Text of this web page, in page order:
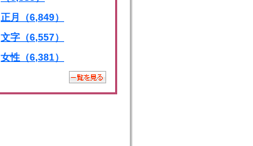
正月（6,849）
文字（6,557）
女性（6,381）